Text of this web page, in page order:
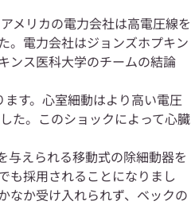
メリカの電力会社は高電圧線を
。電力会社はジョンズホプキン
ンス医科大学のチームの結論
す。心室細動はより高い電圧
た。このショックによって心臓
与えられる移動式の除細動器を
も採用されることになりまし
なか受け入れられず、ベックの